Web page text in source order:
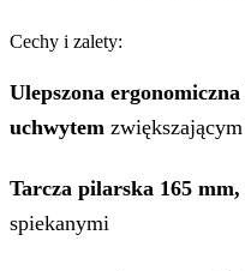
Cechy i zalety:
Ulepszona
uchwytem
Tarcza pilarska 165 mm,
spiekanymi